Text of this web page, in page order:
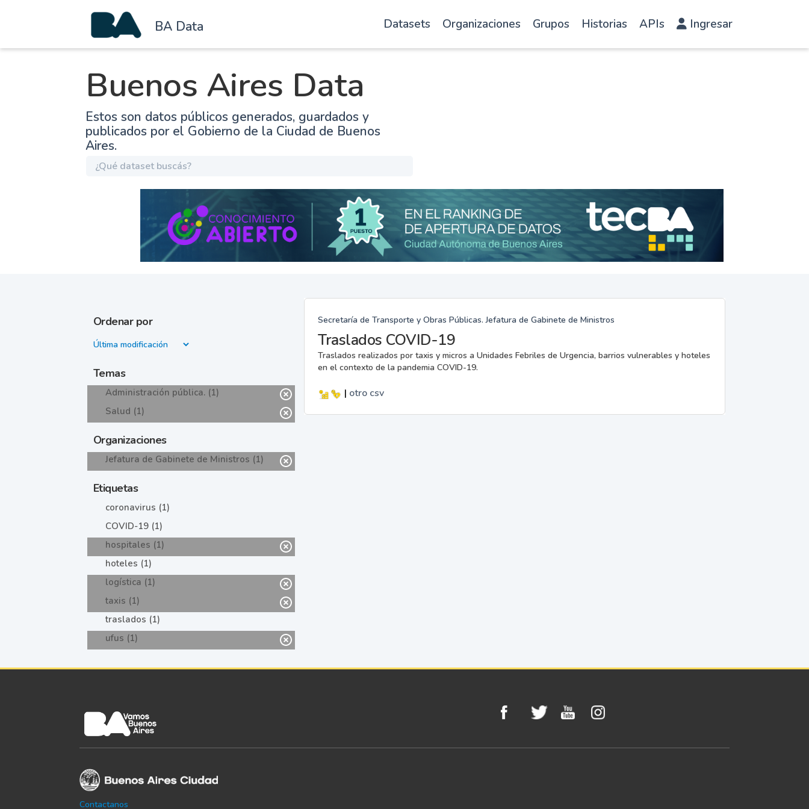
BA Data Datasets Organizaciones Grupos Historias APIs Ingresar
Buenos Aires Data
Estos son datos públicos generados, guardados y
publicados por el Gobierno de la Ciudad de Buenos
Aires.
Ordenar por
Temas
Administración pública. (1)
Salud (1)
Organizaciones
Jefatura de Gabinete de Ministros (1)
Etiquetas
coronavirus (1)
COVID-19 (1)
hospitales (1)
hoteles (1)
logística (1)
taxis (1)
traslados (1)
ufus (1)
Secretaría de Transporte y Obras Públicas. Jefatura de Gabinete de Ministros
Traslados COVID-19
Traslados realizados por taxis y micros a Unidades Febriles de Urgencia, barrios vulnerables y hoteles
en el contexto de la pandemia COVID-19.
| otro csv
Contactanos